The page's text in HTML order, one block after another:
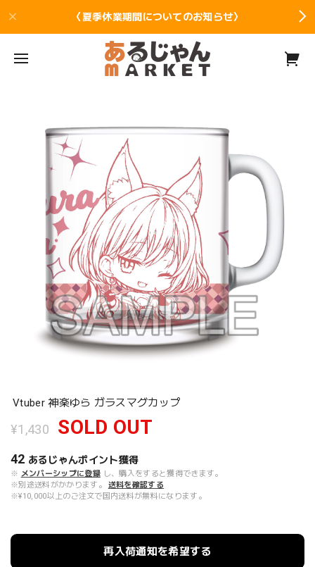
〈夏季休業期間についてのお知らせ〉
Vtuber 神楽ゆら ガラスマグカップ
¥1,430 SOLD OUT
42 あるじゃんポイント獲得
※ メンバーシップに登録 し、購入をすると獲得できます。
※別途送料がかかります。
送料を確認する
※¥10,000以上のご注文で国内送料が無料になります。
再入荷通知を希望する